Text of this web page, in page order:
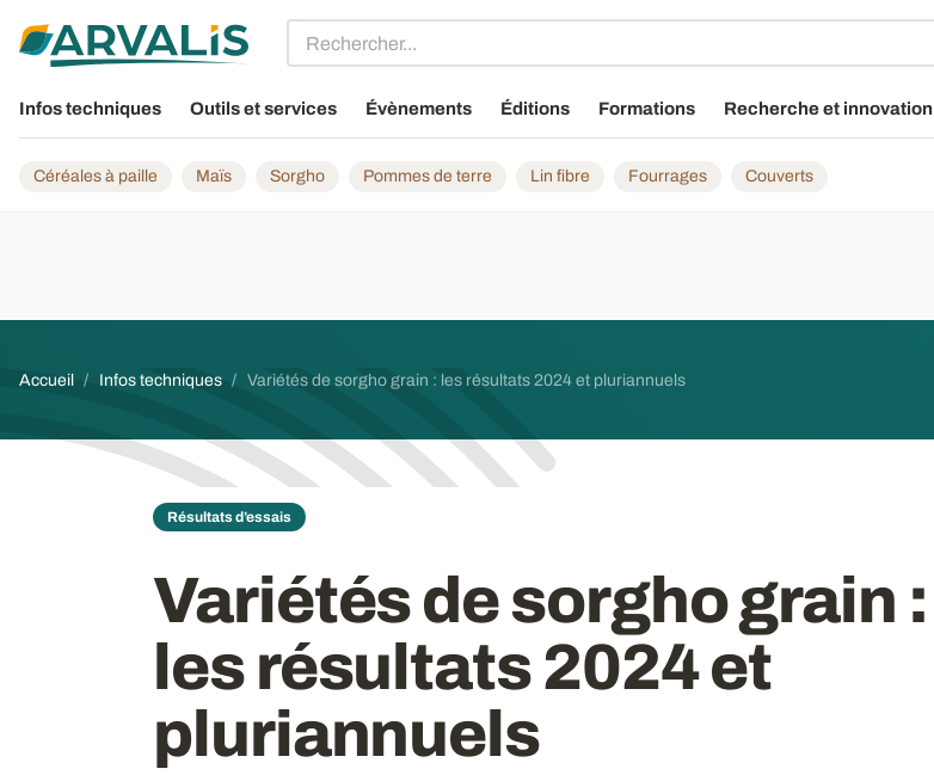
Infos techniques Outils et services Évènements Éditions Formations Recherche et innovation
Céréales à paille Maïs Sorgho Pommes de terre Lin fibre Fourrages Couverts
Fil d'Ariane
Accueil Infos techniques Variétés de sorgho grain : les résultats 2024 et pluriannuels
Résultats d’essais
Variétés de sorgho grain :
les résultats 2024 et
pluriannuels